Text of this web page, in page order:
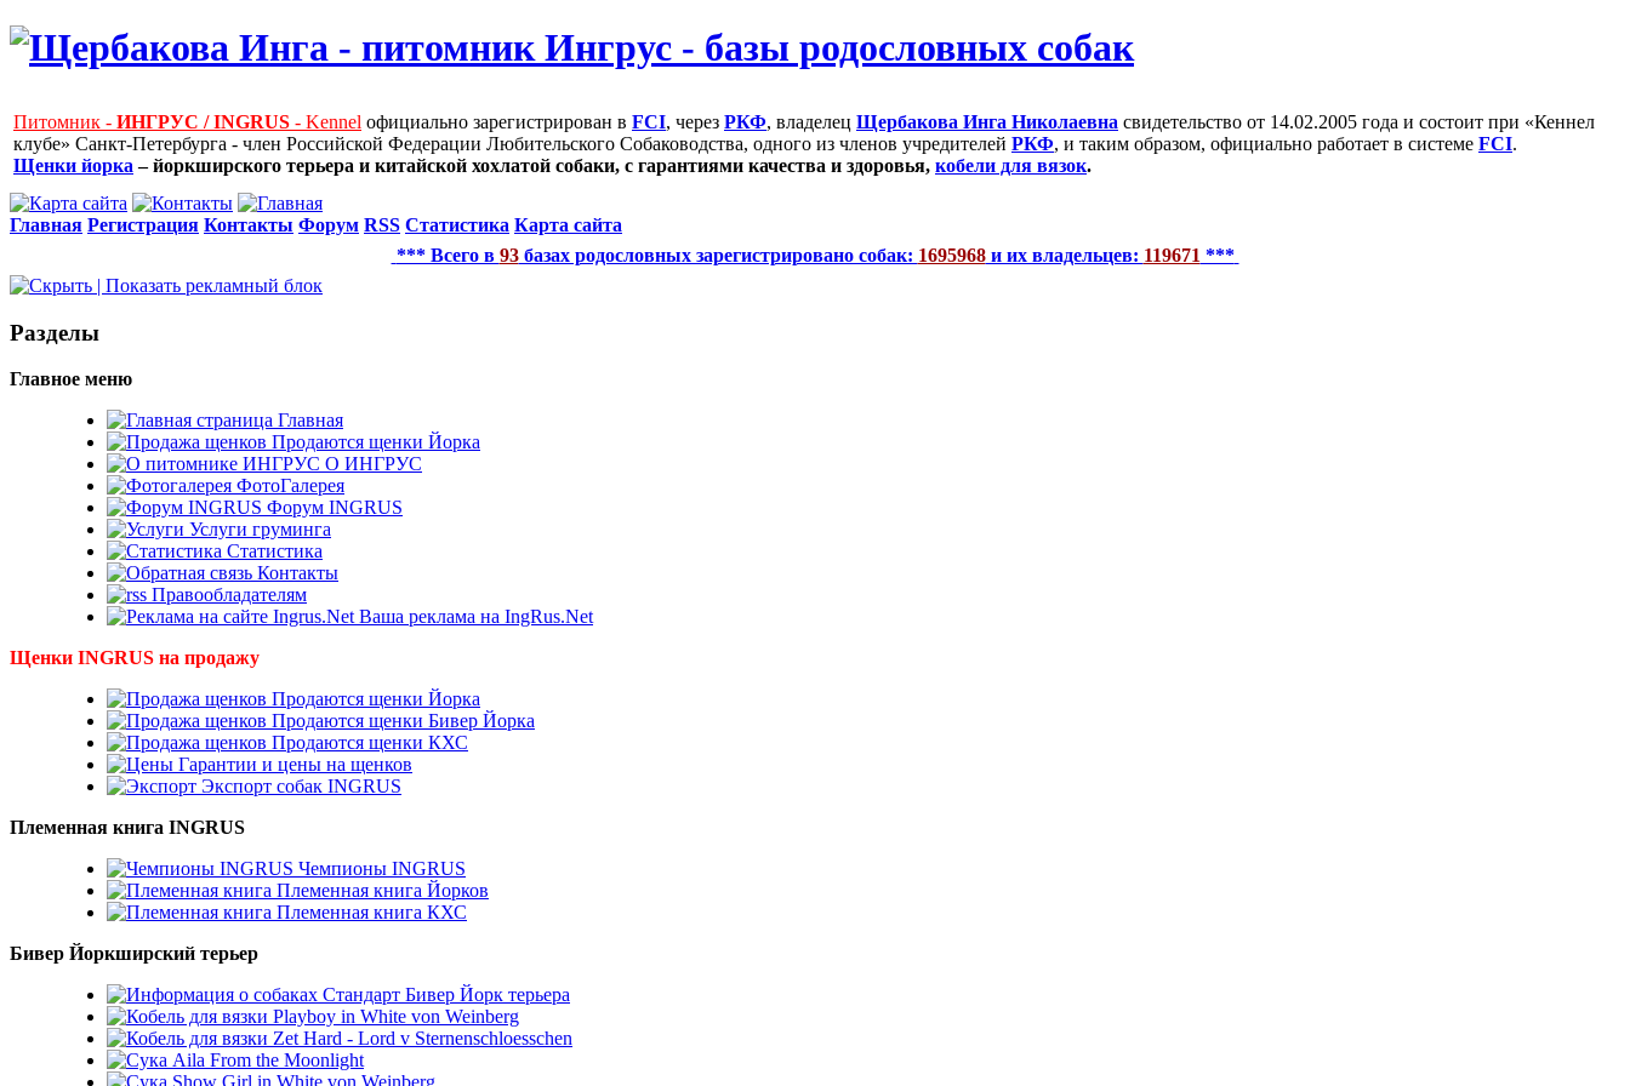
Питомник - ИНГРУС / INGRUS - Kennel официально зарегистрирован в FCI, через РКФ, владелец Щербакова Инга Николаевна свидетельство от 14.02.2005 года и состоит при «Кеннел
клубе» Санкт-Петербурга - член Российской Федерации Любительского Собаководства, одного из членов учредителей РКФ, и таким образом, официально работает в системе FCI.
Щенки йорка – йоркширского терьера и китайской хохлатой собаки, с гарантиями качества и здоровья, кобели для вязок.
Главная Регистрация Контакты Форум RSS Статистика Карта сайта
*** Всего в 93базах родословных зарегистрировано собак: 1695968и их владельцев: 119671 ***
Рaзделы
Главное меню
Главная
Продаются щенки Йорка
О ИНГРУС
ФотоГалерея
Форум INGRUS
Услуги груминга
Статистика
Контакты
Правообладателям
Ваша реклама на IngRus.Net
Щенки INGRUS на продажу
Продаются щенки Йорка
Продаются щенки Бивер Йорка
Продаются щенки КХС
Гарантии и цены на щенков
Экспорт собак INGRUS
Племенная книга INGRUS
Чемпионы INGRUS
Племенная книга Йорков
Племенная книга КХС
Бивер Йоркширский терьер
Стандарт Бивер Йорк терьера
Playboy in White von Weinberg
Zet Hard - Lord v Sternenschloesschen
Aila From the Moonlight